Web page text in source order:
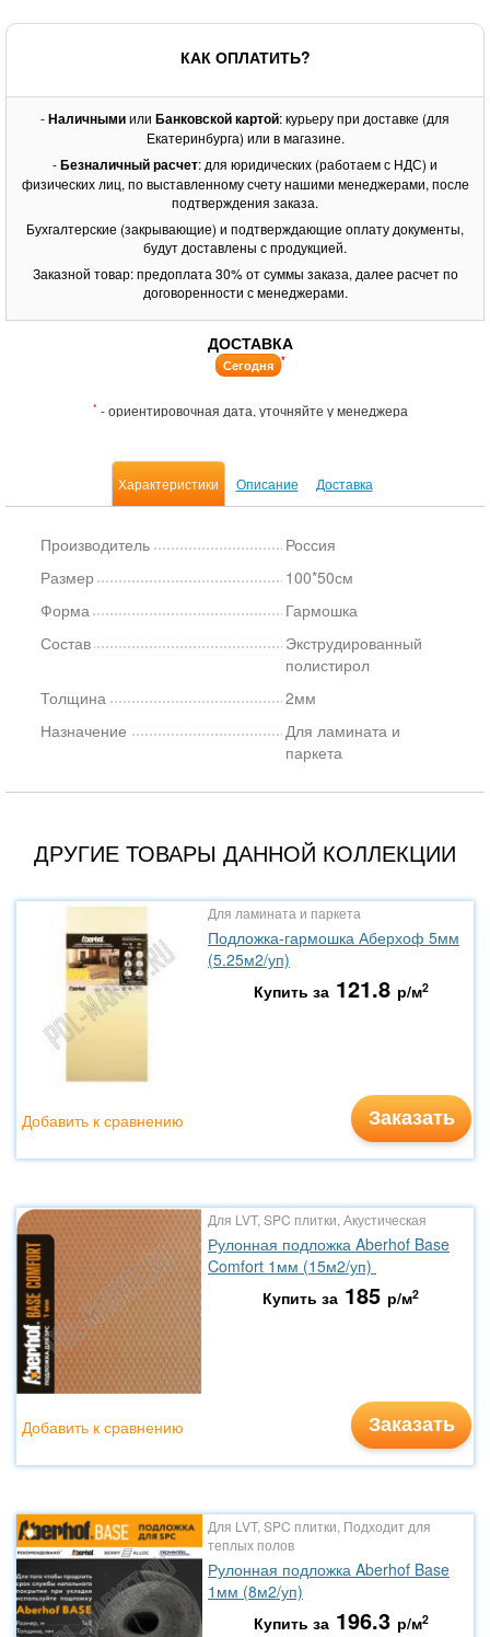
КАК ОПЛАТИТЬ?
-Наличнымиили Банковской картой: курьеру при доставке (для
Екатеринбурга) или в магазине.
-Безналичный расчет: для юридических (работаем с НДС) и
физических лиц, по выставленному счету нашими менеджерами, после
подтверждения заказа.
Бухгалтерские (закрывающие) и подтверждающие оплату документы,
будут доставлены с продукцией.
Заказной товар: предоплата 30% от суммы заказа, далее расчет по
договоренности с менеджерами.
ДОСТАВКА
Сегодня *
* - ориентировочная дата, уточняйте у менеджера
Характеристики Описание Доставка
Производитель
Россия
Размер
100*50см
Форма
Гармошка
Состав
Экструдированный
полистирол
Толщина
2мм
Назначение
Для ламината и
паркета
ДРУГИЕ ТОВАРЫ ДАННОЙ КОЛЛЕКЦИИ
Для ламината и паркета
Подложка-гармошка Аберхоф 5мм
(5.25м2/уп)
Купить за 121.8 р/м2
Заказать
Добавить к сравнению
Для LVT, SPC плитки, Акустическая
Рулонная подложка Aberhof Base
Comfort 1мм (15м2/уп)
Купить за 185 р/м2
Заказать
Добавить к сравнению
Для LVT, SPC плитки, Подходит для
теплых полов
Рулонная подложка Aberhof Base
1мм (8м2/уп)
Купить за 196.3 р/м2